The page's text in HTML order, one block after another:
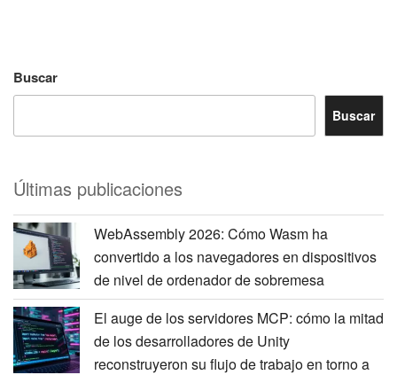
Buscar
Buscar
Últimas publicaciones
WebAssembly 2026: Cómo Wasm ha
convertido a los navegadores en dispositivos
de nivel de ordenador de sobremesa
El auge de los servidores MCP: cómo la mitad
de los desarrolladores de Unity
reconstruyeron su flujo de trabajo en torno a